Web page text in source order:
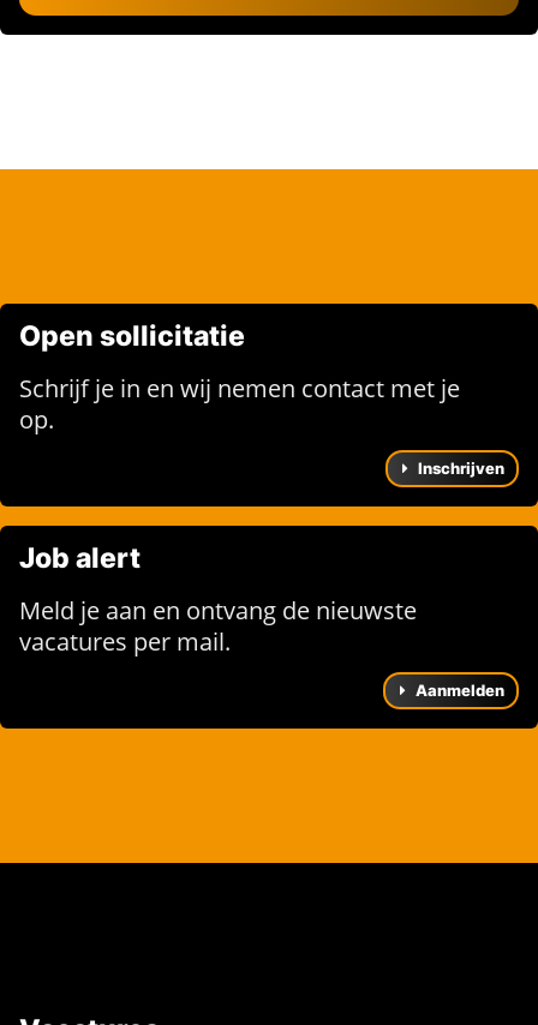
Open sollicitatie
Schrijf je in en wij nemen contact met je
op.
Inschrijven
Job alert
Meld je aan en ontvang de nieuwste
vacatures per mail.
Aanmelden